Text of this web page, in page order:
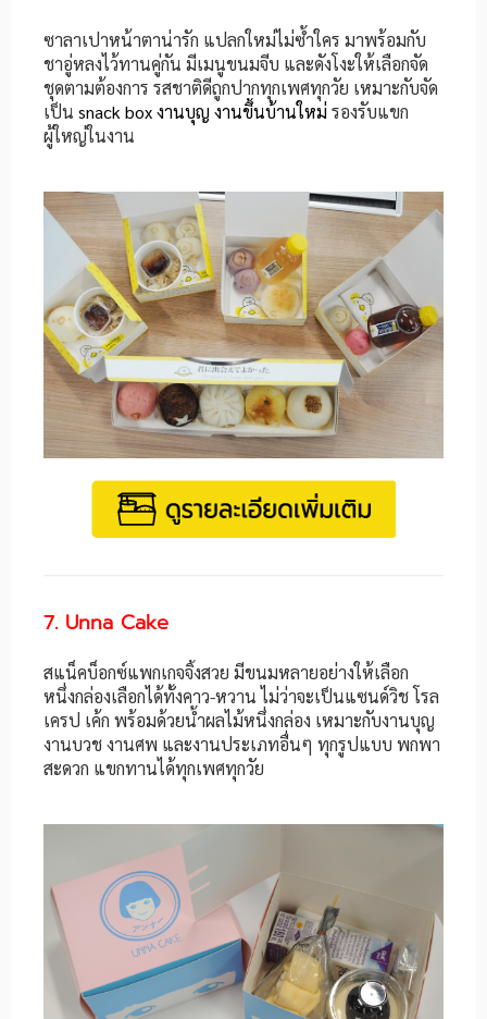
ซาลาเปาหน้าตาน่ารัก แปลกใหม่ไม่ซ้ำใคร มาพร้อมกับ
ชาอู่หลงไว้ทานคู่กัน มีเมนูขนมจีบ และดังโงะให้เลือกจัด
ชุดตามต้องการ รสชาติดีถูกปากทุกเพศทุกวัย เหมาะกับจัด
เป็น snack box งานบุญ งานขึ้นบ้านใหม่ รองรับแขก
ผู้ใหญ่ในงาน
7. Unna Cake
สแน็คบ็อกซ์แพกเกจจิ้งสวย มีขนมหลายอย่างให้เลือก
หนึ่งกล่องเลือกได้ทั้งคาว-หวาน ไม่ว่าจะเป็นแซนด์วิช โรล
เครป เค้ก พร้อมด้วยน้ำผลไม้หนึ่งกล่อง เหมาะกับงานบุญ
งานบวช งานศพ และงานประเภทอื่นๆ ทุกรูปแบบ พกพา
สะดวก แขกทานได้ทุกเพศทุกวัย